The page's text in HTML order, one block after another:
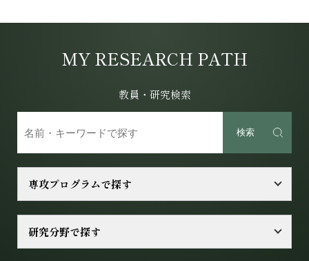
MY RESEARCH PATH
教員・研究検索
検索
専攻プログラムで探す
研究分野で探す